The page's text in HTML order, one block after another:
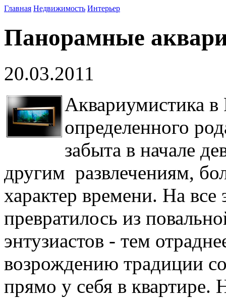
Главная Недвижимость Интерьер
Панорамные
20.03.2011
Аквариумистика в
определенного
забыта в начале
другим развлечениям,
характер времени. На
превратилось из
энтузиастов - тем
возрождению традиции
прямо у себя в квартире.